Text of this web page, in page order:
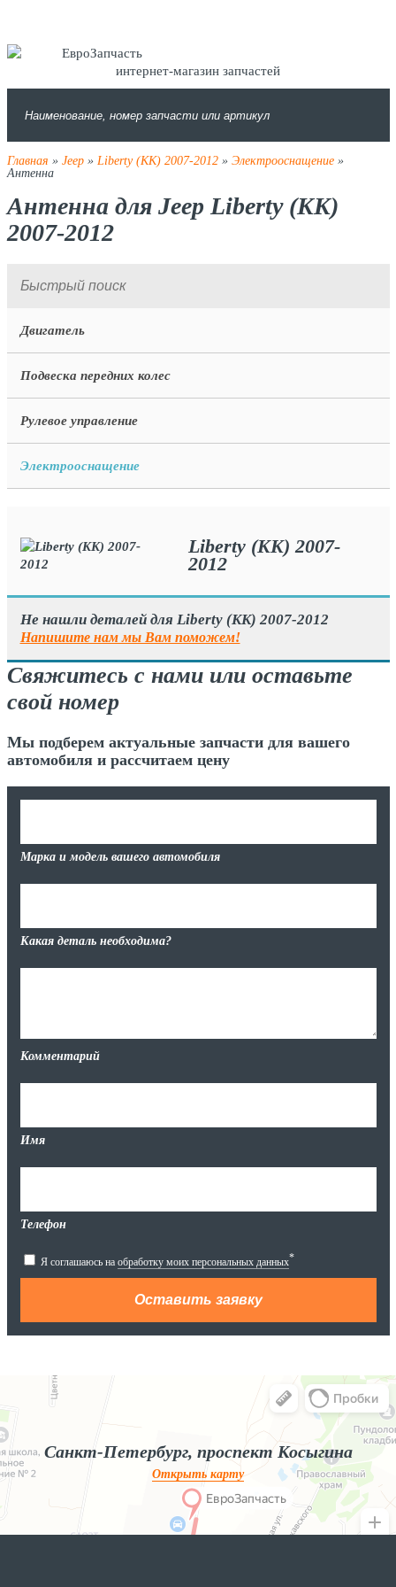
интернет-магазин запчастей
Главная » Jeep» Liberty (KK) 2007-2012» Электрооснащение»
Антенна
Антенна для Jeep Liberty (KK)
2007-2012
Двигатель
Подвеска передних колес
Рулевое управление
Электрооснащение
Liberty (KK) 2007-
2012
Не нашли деталей для Liberty (KK) 2007-2012
Напишите нам мы Вам поможем!
Свяжитесь с нами или оставьте
свой номер
Мы подберем актуальные запчасти для вашего
автомобиля и рассчитаем цену
Марка и модель вашего автомобиля
Какая деталь необходима?
Комментарий
Имя
Телефон
Я соглашаюсь на обработку моих персональных данных*
Яндекс.Карты
Яндекс.Карты — поиск мест и адресов, городской транспорт
Санкт-Петербург, проспект Косыгина
Открыть карту